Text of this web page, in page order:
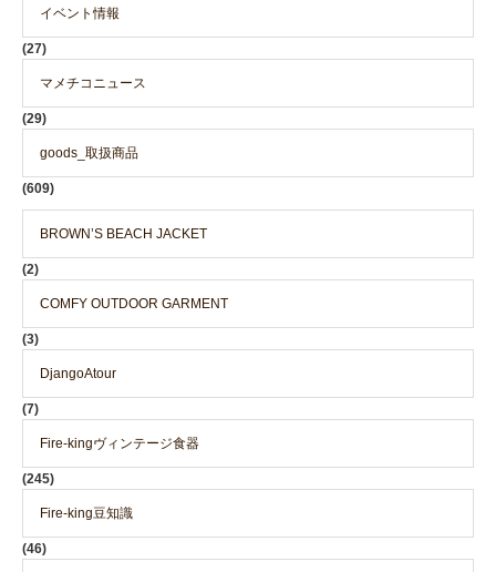
イベント情報
(27)
マメチコニュース
(29)
goods_取扱商品
(609)
BROWN’S BEACH JACKET
(2)
COMFY OUTDOOR GARMENT
(3)
DjangoAtour
(7)
Fire-kingヴィンテージ食器
(245)
Fire-king豆知識
(46)